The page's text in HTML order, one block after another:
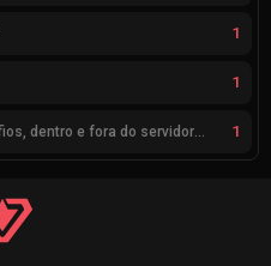
1
1
Saadhak afirma “muitos desafios, dentro e fora do servidor” sobre a jornada até a classificação 1